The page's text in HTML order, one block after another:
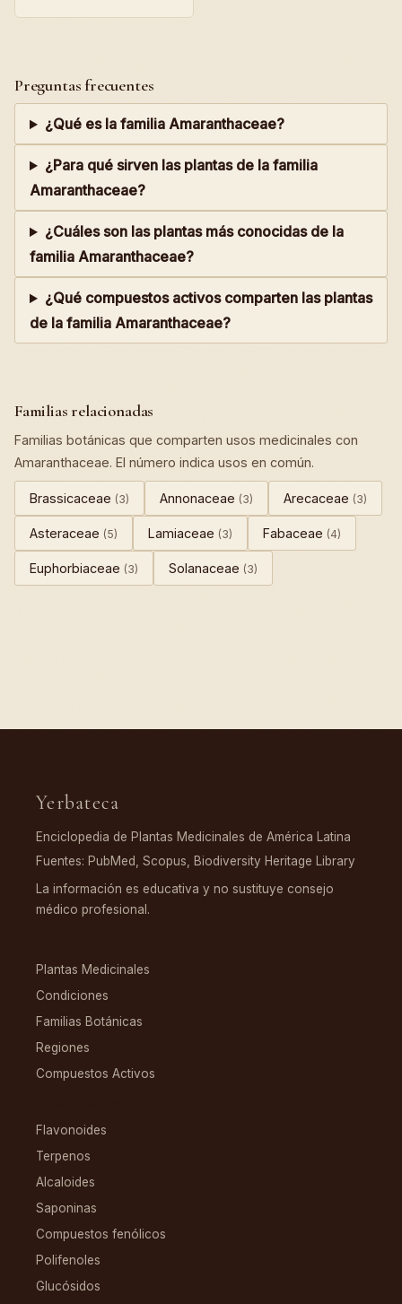
Preguntas frecuentes
¿Qué es la familia Amaranthaceae?
¿Para qué sirven las plantas de la familia
Amaranthaceae?
¿Cuáles son las plantas más conocidas de la
familia Amaranthaceae?
¿Qué compuestos activos comparten las plantas
de la familia Amaranthaceae?
Familias relacionadas
Familias botánicas que comparten usos medicinales con
Amaranthaceae. El número indica usos en común.
Brassicaceae (3) Annonaceae (3) Arecaceae (3)
Asteraceae (5) Lamiaceae (3) Fabaceae (4)
Euphorbiaceae (3) Solanaceae (3)
Yerbateca
Enciclopedia de Plantas Medicinales de América Latina
Fuentes: PubMed, Scopus, Biodiversity Heritage Library
La información es educativa y no sustituye consejo
médico profesional.
Plantas Medicinales
Condiciones
Familias Botánicas
Regiones
Compuestos Activos
Flavonoides
Terpenos
Alcaloides
Saponinas
Compuestos fenólicos
Polifenoles
Glucósidos